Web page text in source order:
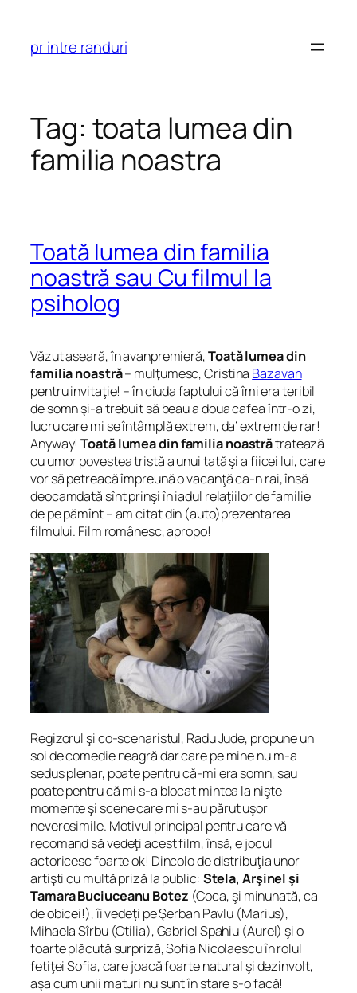
content
pr intre randuri
Tag: toata lumea din
familia noastra
Toată lumea din familia
noastră sau Cu filmul la
psiholog
Văzut aseară, în avanpremieră,Toată lumea din
familia noastră– mulţumesc, Cristina Bazavan
pentru invitaţie! – în ciuda faptului că îmi era teribil
de somn şi-a trebuit să beau a doua cafea într-o zi,
lucru care mi se întâmplă extrem, da’ extrem de rar!
Anyway!Toată lumea din familia noastrătratează
cu umor povestea tristă a unui tată şi a fiicei lui, care
vor să petreacă împreună o vacanţă ca-n rai, însă
deocamdată sînt prinşi în iadul relaţiilor de familie
de pe pămînt– am citat din (auto)prezentarea
filmului. Film românesc, apropo!
Regizorul şi co-scenaristul, Radu Jude, propune un
soi de comedie neagră dar care pe mine nu m-a
sedus plenar, poate pentru că-mi era somn, sau
poate pentru că mi s-a blocat mintea la nişte
momente şi scene care mi s-au părut uşor
neverosimile. Motivul principal pentru care vă
recomand să vedeţi acest film, însă, e jocul
actoricesc foarte ok! Dincolo de distribuţia unor
artişti cu multă priză la public: Stela, Arşinel şi
Tamara Buciuceanu Botez (Coca, şi minunată, ca
de obicei!), îi vedeţi pe Şerban Pavlu (Marius),
Mihaela Sîrbu (Otilia), Gabriel Spahiu (Aurel) şi o
foarte plăcută surpriză, Sofia Nicolaescu în rolul
fetiţei Sofia, care joacă foarte natural şi dezinvolt,
aşa cum unii maturi nu sunt în stare s-o facă!